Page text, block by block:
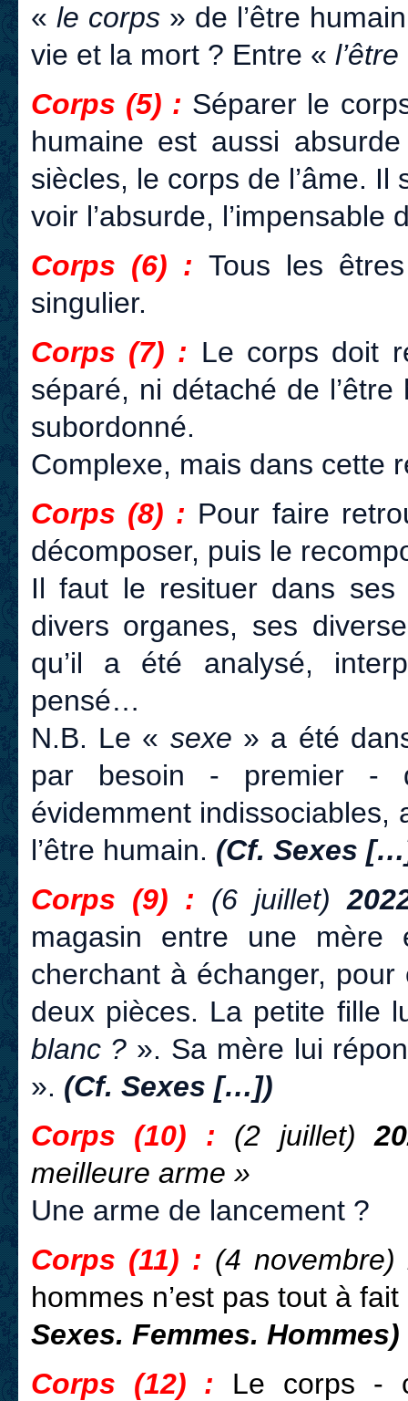
« le corps » de l’être
vie et la mort ? Entre « l’être
Corps (5) : Séparer le
humaine est aussi
siècles, le corps de l’âme.
voir l’absurde, l’impensable
Corps (6) : Tous les
singulier.
Corps (7) : Le corps doit
séparé, ni détaché de
subordonné.
Complexe, mais dans cette
Corps (8) : Pour faire
décomposer, puis le
Il faut le resituer dans ses
divers organes, ses
qu’il a été analysé,
pensé…
N.B. Le « sexe » a été
par besoin - premier -
évidemment indissociables,
l’être humain. (Cf. Sexes
Corps (9) : (6 juillet)
magasin entre une
cherchant à échanger,
deux pièces. La petite fille
blanc ? ». Sa mère lui
». (Cf. Sexes […])
Corps (10) : (2 juillet)
meilleure arme »
Une arme de lancement ?
Corps (11) : (4 novembre)
hommes n’est pas tout à
Sexes. Femmes. Hommes)
Corps (12) : Le corps -